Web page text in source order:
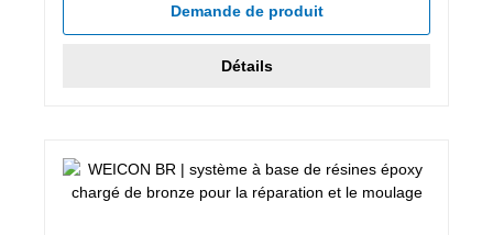
Demande de produit
Détails